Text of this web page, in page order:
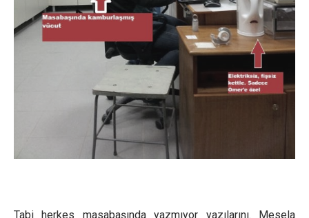
Tabi herkes masabaşında yazmıyor yazılarını. Mesela